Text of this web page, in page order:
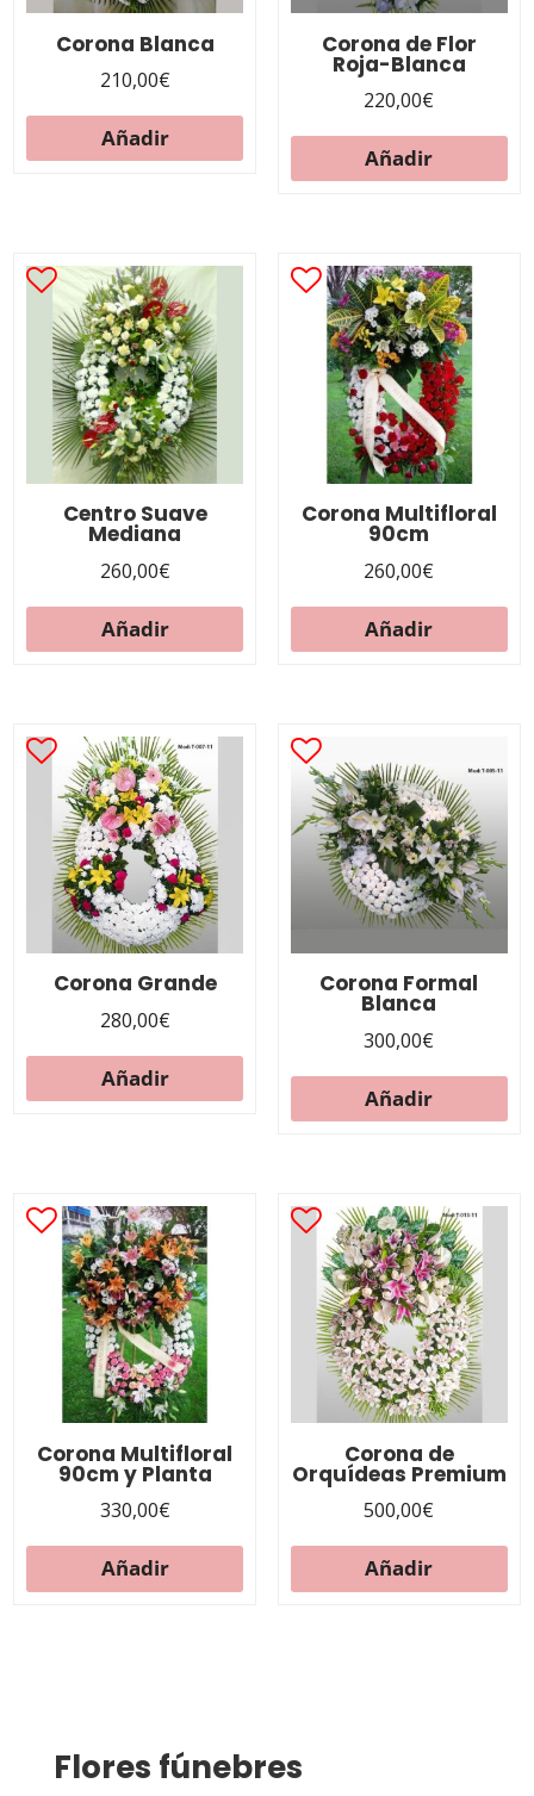
Corona Blanca
210,00€
Añadir
Corona de Flor
Roja-Blanca
220,00€
Añadir
Centro Suave
Mediana
260,00€
Añadir
Corona Multifloral
90cm
260,00€
Añadir
Corona Grande
280,00€
Añadir
Corona Formal
Blanca
300,00€
Añadir
Corona Multifloral
90cm y Planta
330,00€
Añadir
Corona de
Orquídeas Premium
500,00€
Añadir
Flores fúnebres